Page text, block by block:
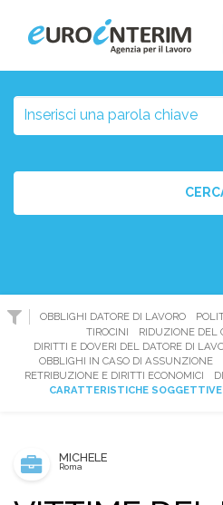
Home
Chi Siamo
Aziende
News ed
Domande e
Lavora con noi
Area riservata
OBBLIGHI DATORE DI LAVORO
TIROCINI
RIDUZIONE DEL
DIRITTI E DOVERI DEL DATORE DI
OBBLIGHI IN CASO DI ASSUNZIONE
RETRIBUZIONE E DIRITTI ECONOMICI
CARATTERISTICHE
MICHELE
Roma